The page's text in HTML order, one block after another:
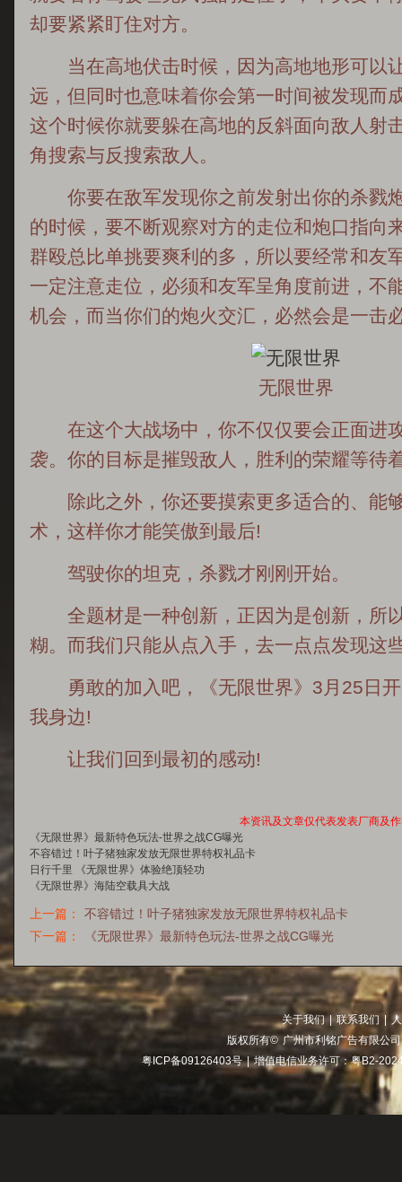
却要紧紧盯住对方。
当在高地伏击时候，因为高地地形可以
远，但同时也意味着你会第一时间被发现而
这个时候你就要躲在高地的反斜面向敌人射
角搜索与反搜索敌人。
你要在敌军发现你之前发射出你的杀戮
的时候，要不断观察对方的走位和炮口指向
群殴总比单挑要爽利的多，所以要经常和友
一定注意走位，必须和友军呈角度前进，不
机会，而当你们的炮火交汇，必然会是一击
无限世界
在这个大战场中，你不仅仅要会正面进
袭。你的目标是摧毁敌人，胜利的荣耀等待
除此之外，你还要摸索更多适合的、能
术，这样你才能笑傲到最后!
驾驶你的坦克，杀戮才刚刚开始。
全题材是一种创新，正因为是创新，所
糊。而我们只能从点入手，去一点点发现这
勇敢的加入吧，《无限世界》3月25日开
我身边!
让我们回到最初的感动!
本资讯及文章仅代表发表厂商及
《无限世界》最新特色玩法-世界之战CG曝光
不容错过！叶子猪独家发放无限世界特权礼品卡
日行千里 《无限世界》体验绝顶轻功
《无限世界》海陆空载具大战
上一篇：
不容错过！叶子猪独家发放无限世界特权礼品卡
下一篇：
《无限世界》最新特色玩法-世界之战CG曝光
关于我们 | 联系我们 |
版权所有© 广州市利铭广告有限公司
粤ICP备09126403号 | 增值电信业务许可：粤B2-